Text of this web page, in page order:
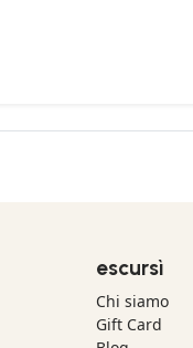
escursì
Chi siamo
Gift Card